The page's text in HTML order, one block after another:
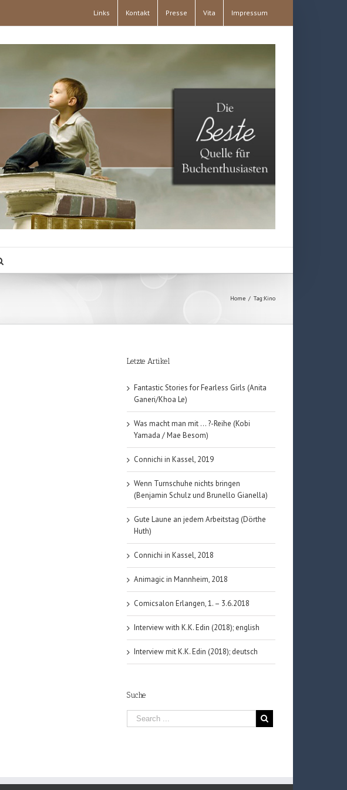
Links Kontakt Presse Vita Impressum
Home / Tag:Kino
Letzte Artikel
Fantastic Stories for Fearless Girls (Anita
Ganeri/Khoa Le)
Was macht man mit … ?-Reihe (Kobi
Yamada / Mae Besom)
Connichi in Kassel, 2019
Wenn Turnschuhe nichts bringen
(Benjamin Schulz und Brunello Gianella)
Gute Laune an jedem Arbeitstag (Dörthe
Huth)
Connichi in Kassel, 2018
Animagic in Mannheim, 2018
Comicsalon Erlangen, 1. – 3.6.2018
Interview with K.K. Edin (2018); english
Interview mit K.K. Edin (2018); deutsch
Suche